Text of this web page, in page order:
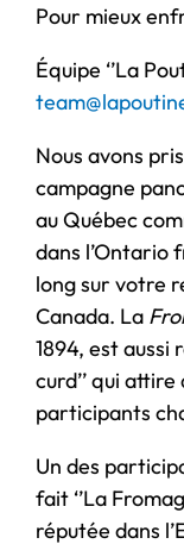
Pour mieux
Équipe ‘’La
Nous avons
campagne
au Québec
dans l’Ontario
long sur votre
Canada. La
1894, est aussi
curd’’ qui
participants
Un des
fait ‘’La
réputée dans